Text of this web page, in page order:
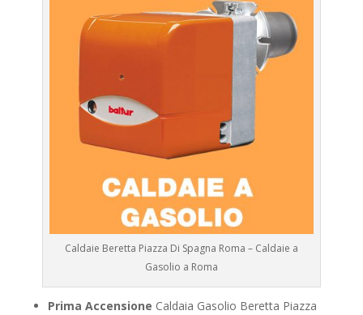
Caldaie Beretta Piazza Di Spagna Roma – Caldaie a
Gasolio a Roma
Prima Accensione Caldaia Gasolio Beretta Piazza